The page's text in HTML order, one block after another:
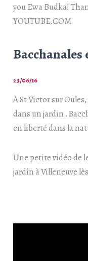
you Ewa Budka!
YOUTUBE.COM
Bacchanales
23/06/16
A St Victor sur
dans un jardin .
en liberté dans la
Une petite vidéo de
jardin à Villeneuve